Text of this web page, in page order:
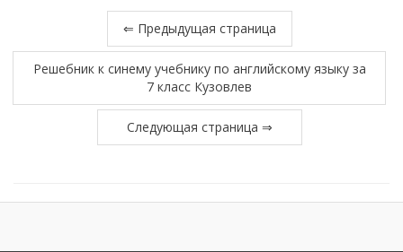
⇐ Предыдущая страница
Решебник к синему учебнику по английскому языку за
7 класс Кузовлев
Следующая страница ⇒